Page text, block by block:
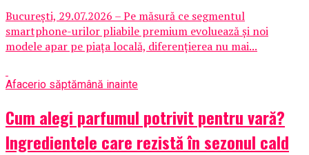
București, 29.07.2026 – Pe măsură ce segmentul
smartphone-urilor pliabile premium evoluează și noi
modele apar pe piața locală, diferențierea nu mai...
Afacerio săptămână inainte
Cum alegi parfumul potrivit pentru vară?
Ingredientele care rezistă în sezonul cald